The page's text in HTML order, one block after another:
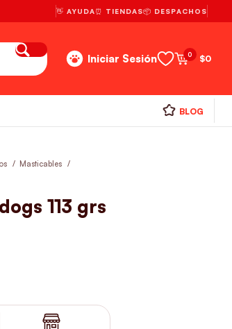
👋 AYUDA⏰ TIENDAS📦 DESPACHOS
Iniciar Sesión 0 $0
BLOG
Masticables
113 grs